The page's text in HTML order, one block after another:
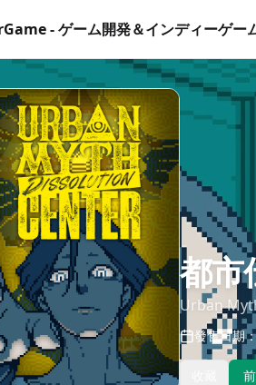
- ゲーム開発＆インディーゲー
都市
Urban
發售日期